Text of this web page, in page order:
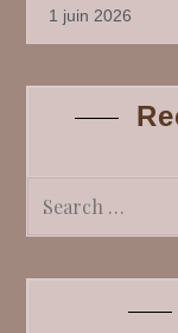
1 juin 2026